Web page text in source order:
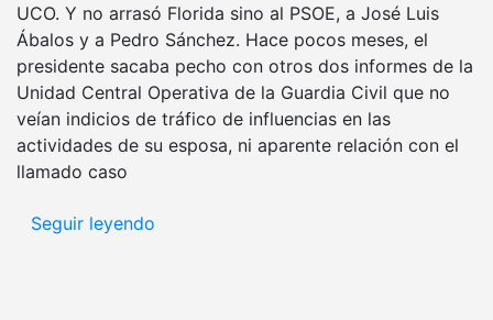
UCO. Y no arrasó Florida sino al PSOE, a José Luis
Ábalos y a Pedro Sánchez. Hace pocos meses, el
presidente sacaba pecho con otros dos informes de la
Unidad Central Operativa de la Guardia Civil que no
veían indicios de tráfico de influencias en las
actividades de su esposa, ni aparente relación con el
llamado caso
Seguir leyendo